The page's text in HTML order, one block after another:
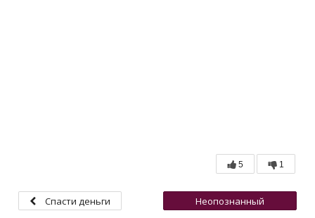
5 1
Спасти деньги
Неопознанный